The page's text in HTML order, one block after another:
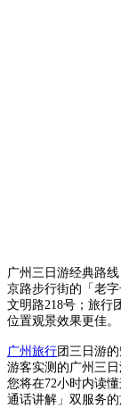
广州三日游经典路
京路步行街的「老
文明路218号；旅行
位置观景效果更佳。
广州旅行团三日游
游客实测的广州三
您将在72小时内读
通话讲解」双服务